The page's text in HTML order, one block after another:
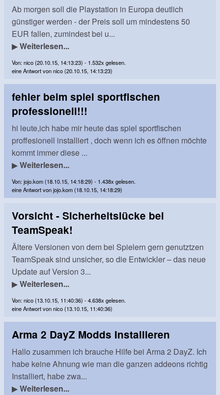
Ab morgen soll die Playstation in Europa deutlich
günstiger werden - der Preis soll um mindestens 50
EUR fallen, zumindest bei u...
▶Weiterlesen...
Von: nico (20.10.15, 14:13:23) - 1.532x gelesen.
eine Antwort von nico (20.10.15, 14:13:23)
fehler beim spiel sportfischen
professionell!!!
hi leute,ich habe mir heute das spiel sportfischen
proffesionell installiert , doch wenn ich es öffnen möchte
kommt immer diese ...
▶Weiterlesen...
Von: jojo.kom (18.10.15, 14:18:29) - 1.438x gelesen.
eine Antwort von jojo.kom (18.10.15, 14:18:29)
Vorsicht - Sicherheitslücke bei
TeamSpeak!
Ältere Versionen von dem bei Spielern gern genutztzen
TeamSpeak sind unsicher, so die Entwickler – das neue
Update auf Version 3...
▶Weiterlesen...
Von: nico (13.10.15, 11:40:36) - 4.638x gelesen.
eine Antwort von nico (13.10.15, 11:40:36)
Arma 2 DayZ Modds Installieren
Hallo zusammen ich brauche Hilfe bei Arma 2 DayZ. Ich
habe keine Ahnung wie man die ganzen addeons richtig
Installiert, habe zwa...
▶Weiterlesen...